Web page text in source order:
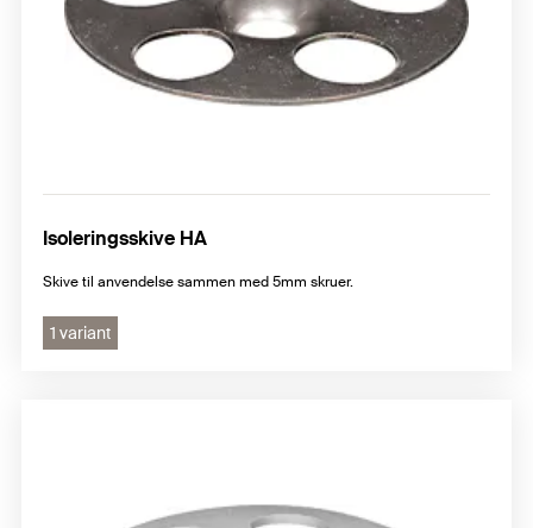
Isoleringsskive HA
Skive til anvendelse sammen med 5mm skruer.
1 variant